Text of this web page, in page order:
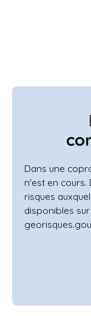
Dans une
n'est en cours.
risques
disponibles